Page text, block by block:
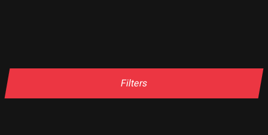
Filters